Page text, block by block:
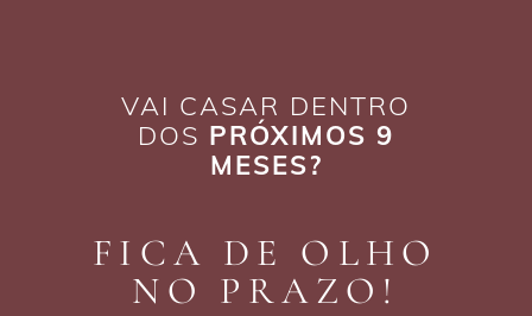
VAI CASAR DENTRO
DOS PRÓXIMOS 9
MESES?
FICA DE OLHO
NO PRAZO!